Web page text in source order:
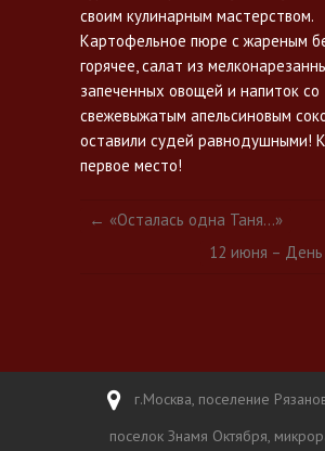
своим кулинарным мастерством.
Картофельное пюре с жареным
горячее, салат из
запеченных овощей и напиток со
свежевыжатым апельсиновым
оставили судей равнодушными!
первое место!
← «Осталась одна Таня…»
12 июня – День
г.Москва, поселение
поселок Знамя Октября,